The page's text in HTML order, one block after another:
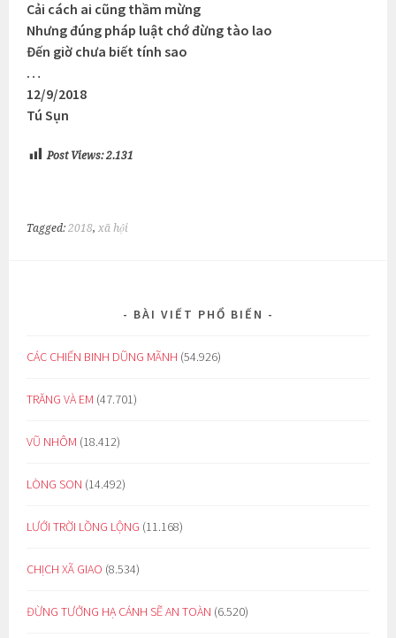
Cải cách ai cũng thầm mừng
Nhưng đúng pháp luật chớ đừng tào lao
Đến giờ chưa biết tính sao
…
12/9/2018
Tú Sụn
Post Views: 2.131
Tagged:2018,xã hội
BÀI VIẾT PHỔ BIẾN
CÁC CHIẾN BINH DŨNG MÃNH (54.926)
TRĂNG VÀ EM (47.701)
VŨ NHÔM (18.412)
LÒNG SON (14.492)
LƯỚI TRỜI LỒNG LỘNG (11.168)
CHỊCH XÃ GIAO (8.534)
ĐỪNG TƯỞNG HẠ CÁNH SẼ AN TOÀN (6.520)